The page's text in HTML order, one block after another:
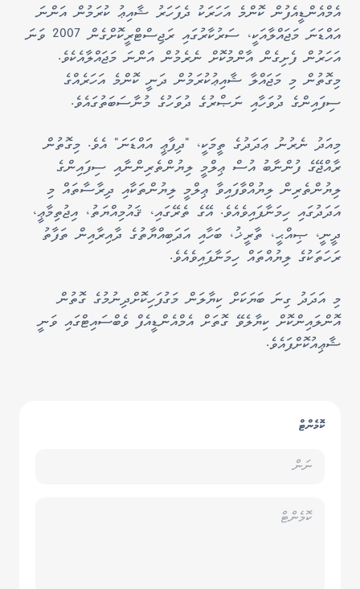
އެމްއެންޑީއެފުން ކޮންމެ އަހަރަކު ދެފަހަރު ޝާއިޢު ކުރަމުން އަންނަ
އައްޑަނަ މަޖައްލާއަކީ، ސަރުކާރުގައި ރަޖިސްޓްރީކޮށްގެން 2007 ވަނަ
އަހަރުން ފެށިގެން އާންމުކޮށް ނެރެމުން އަންނަ މަޖައްލާއެކެވެ.
މިގޮތުން މި މަޖައްލާ ޝާއިޢުކުރަމުން ދަނީ ކޮންމެ އަހަރެއްގެ
ސިފައިންގެ ދުވަހާއި ނަޞްރުގެ ދުވަހުގެ މުނާސަބަތުގައެވެ.
މިއަދު ނެރުނު ޢަދަދުގެ ތީމަކީ، "ދިފާޢީ އައްޑަނަ" އެވެ. މިގޮތުން
ރާއްޖޭގެ ފުންނާބު އުސް ޢިލްމީ ލިޔުންތެރިންނާއި ސިފައިންގެ
ލިޔުންތެރިން ލިޔުއްވާފައިވާ ޢިލްމީ ލިޔުންތަކާއި ދިރާސާތައް މި
އަދަދުގައި ހިމަނާފައިވެއެވެ. އޭގެ ތެރޭގައި، ޤައުމިއްޔަތު، އިޖުތިމާޢީ،
ދީނީ، ޞިއްޙީ، ތާރީޚު، ބަހާއި އަދަބިއްޔާތުގެ ދާއިރާއިން ތަފާތު
ރަހަތަކުގެ ލިޔުއްތައް ހިމަނާފައިވެއެވެ.
މި އަދަދު ގިނަ ބަޔަކަށް ކިޔާލަން މަގުފަހިކޮށްދިނުމުގެ ގޮތުން
އޮންލައިންކޮށް ކިޔާލެވޭ ގޮތަށް އެމްއެންޑީއެފް ވެބްސައިޓްގައި ވަނީ
ޝާޢިއުކޮށްފައެވެ.
ކޮމެންޓް